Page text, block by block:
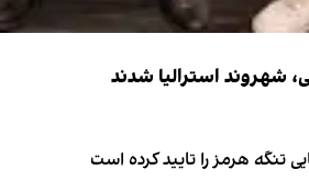
هرمز را تایید کرده است